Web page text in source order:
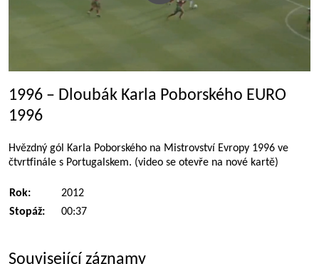
1996 – Dloubák Karla Poborského EURO
1996
Hvězdný gól Karla Poborského na Mistrovství Evropy 1996 ve
čtvrtfinále s Portugalskem. (video se otevře na nové kartě)
Rok:
2012
Stopáž:
00:37
Související záznamy